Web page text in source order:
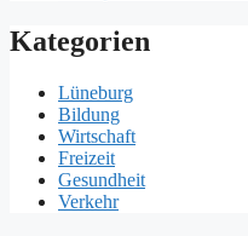
Kategorien
Lüneburg
Bildung
Wirtschaft
Freizeit
Gesundheit
Verkehr